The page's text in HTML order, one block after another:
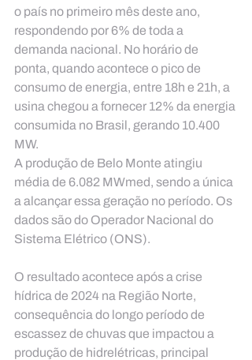
o país no primeiro mês deste ano,
respondendo por 6% de toda a
demanda nacional. No horário de
ponta, quando acontece o pico de
consumo de energia, entre 18h e 21h, a
usina chegou a fornecer 12% da energia
consumida no Brasil, gerando 10.400
MW.
A produção de Belo Monte atingiu
média de 6.082 MWmed, sendo a única
a alcançar essa geração no período. Os
dados são do Operador Nacional do
Sistema Elétrico (ONS).
O resultado acontece após a crise
hídrica de 2024 na Região Norte,
consequência do longo período de
escassez de chuvas que impactou a
produção de hidrelétricas, principal